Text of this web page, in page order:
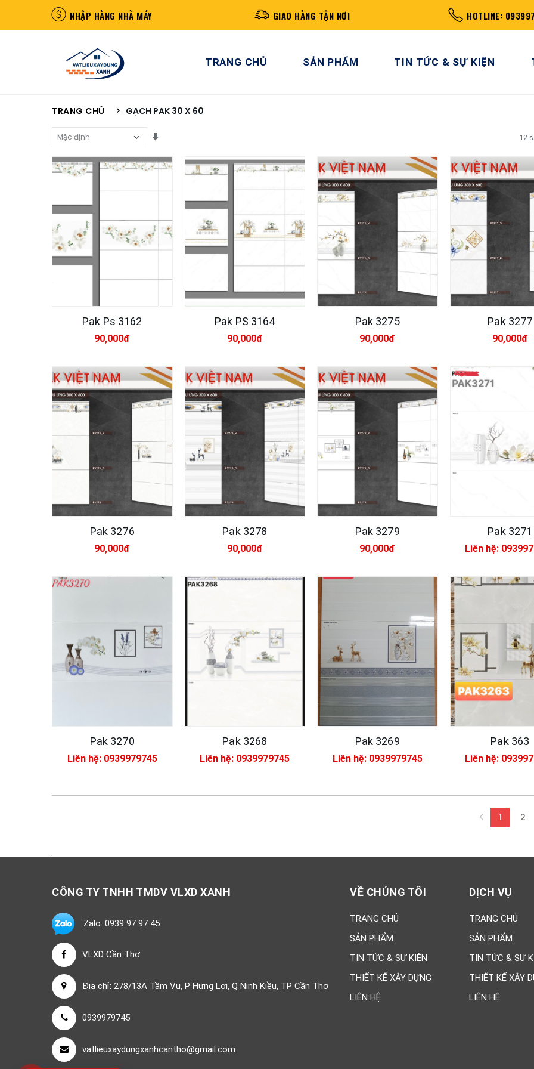
NHẬP HÀNG NHÀ MÁY GIAO HÀNG TẬN NƠI HOTLINE:
TRANG CHỦ SẢN PHẨM TIN TỨC & SỰ KIỆN
TRANG CHỦ GẠCH PAK 30 X 60
Sắp Xếp Theo 12
Pak Ps 3162
90,000đ
Pak PS 3164
90,000đ
Pak 3275
90,000đ
Pak 3277
90,000đ
Pak 3276
90,000đ
Pak 3278
90,000đ
Pak 3279
90,000đ
Pak 3271
Liên hệ:
Pak 3270
Liên hệ: 0939979745
Pak 3268
Liên hệ: 0939979745
Pak 3269
Liên hệ: 0939979745
Pak 363
Liên hệ:
1(current)
2
SẢN PHẨM MỚI
Xsmart 15053
Xsmart 15054
320,000đ
SẢN PHẨM NỔI
CÔNG TY TNHH TMDV VLXD XANH
Zalo: 0939 97 97 45
VLXD Cần Thơ
Địa chỉ: 278/13A Tầm Vu, P Hưng Lợi, Q Ninh Kiều, TP Cần Thơ
0939979745
vatlieuxaydungxanhcantho@gmail.com
VỀ CHÚNG TÔI
TRANG CHỦ
SẢN PHẨM
TIN TỨC & SỰ KIỆN
THIẾT KẾ XÂY DỰNG
LIÊN HỆ
DỊCH VỤ
TRANG CHỦ
SẢN PHẨM
TIN TỨC & SỰ
THIẾT KẾ XÂY
LIÊN HỆ